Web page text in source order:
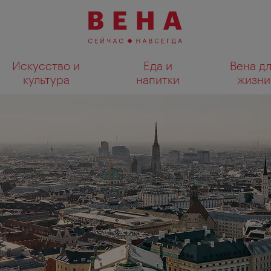
Искусство и
культура
Еда и
напитки
Вена
жизни